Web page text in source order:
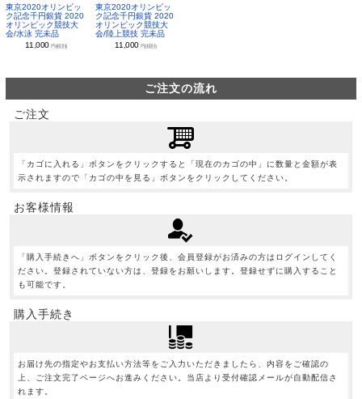
東京2020オリンピッ
ク記念千円銀貨 2020
オリンピック競技大
会/水泳 完未品
11,000円(税別)
東京2020オリンピッ
ク記念千円銀貨 2020
オリンピック競技大
会/陸上競技 完未品
11,000 円(税別)
ご注文の流れ
ご注文
「カゴに入れる」ボタンをクリックすると「現在のカゴの中」に数量と金額が表
示されますので「カゴの中を見る」ボタンをクリックしてください。
お客様情報
「購入手続きへ」ボタンをクリック後、会員登録がお済みの方はログインしてく
ださい。登録されていない方は、登録をお願いします。登録せずに購入すること
も可能です。
購入手続き
お届け先の指定やお支払い方法等をご入力いただきましたら、内容をご確認の
上、ご注文完了ページへお進みください。当店より受付確認メールが自動配信さ
れます。